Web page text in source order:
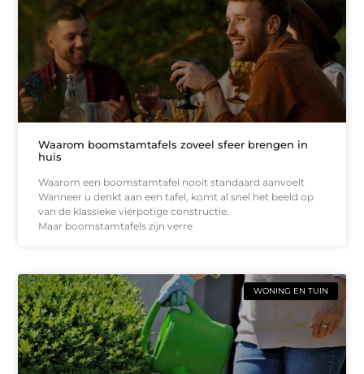
Waarom boomstamtafels zoveel sfeer brengen in
huis
Waarom een boomstamtafel nooit standaard aanvoelt
Wanneer u denkt aan een tafel, komt al snel het beeld op
van de klassieke vierpotige constructie.
Maar boomstamtafels zijn verre
WONING EN TUIN